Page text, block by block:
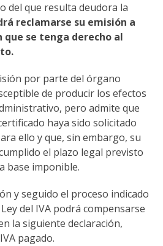
del que resulta deudora la
reclamarse su emisión a
se tenga derecho al
por parte del órgano
de producir los efectos
pero admite que
haya sido solicitado
ello y que, sin embargo, su
el plazo legal previsto
base imponible.
y seguido el proceso indicado
del IVA podrá compensarse
la siguiente declaración,
pagado.